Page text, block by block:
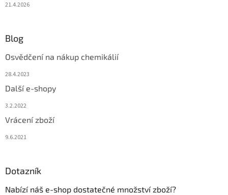
21.4.2026
Blog
Osvědčení na nákup chemikálií
28.4.2023
Další e-shopy
3.2.2022
Vrácení zboží
9.6.2021
Dotazník
Nabízí náš e-shop dostatečné množství zboží?